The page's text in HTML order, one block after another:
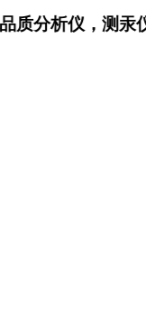
质分析仪，测汞